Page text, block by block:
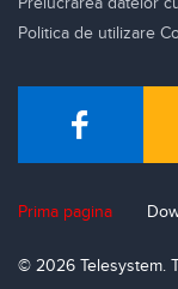
Politica de utilizare
Prima pagina
© 2026 Telesystem.